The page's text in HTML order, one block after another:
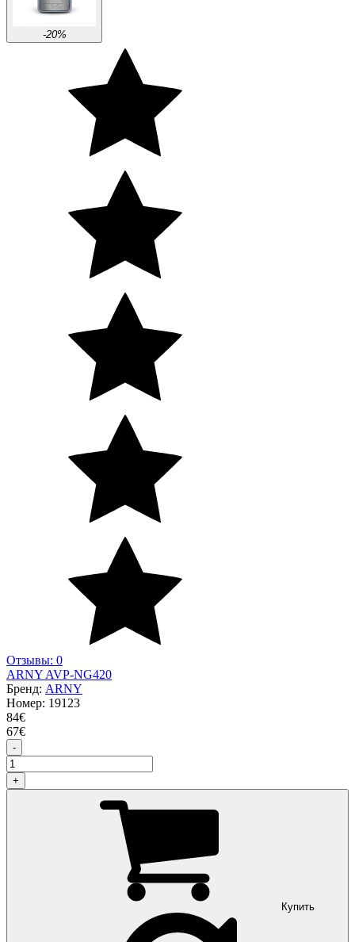
-20%
Отзывы: 0
ARNY AVP-NG420
Бренд: ARNY
Номер: 19123
84€
67€
-
+
Купить